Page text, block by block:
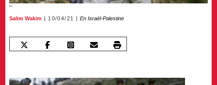
Salim Wakim 10/04/21 En Israël-Palestine